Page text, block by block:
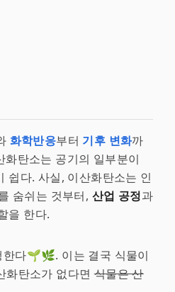
화학반응부터 기후 변화까
탄소는 공기의 일부분이
쉽다. 사실, 이산화탄소는 인
숨쉬는 것부터, 산업 공정과
을 한다.
한다🌱🌿. 이는 결국 식물이
화탄소가 없다면식물은 산